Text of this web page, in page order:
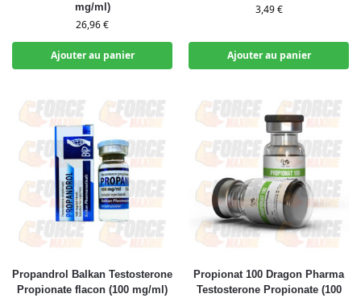
mg/ml)
26,96€
Ajouter au panier
3,49€
Ajouter au panier
Propandrol Balkan Testosterone
Propionate flacon (100 mg/ml)
Propionat 100 Dragon Pharma
Testosterone Propionate (100